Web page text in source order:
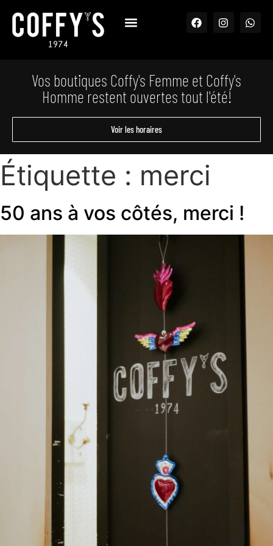
Vos boutiques Coffy's Femme et Coffy's
Homme restent ouvertes tout l'été!
Voir les horaires
Étiquette : merci
50 ans à vos côtés, merci !